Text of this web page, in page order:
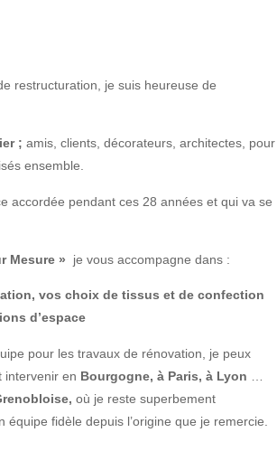
restructuration, je suis heureuse de
; amis, clients, décorateurs, architectes, pour
ensemble.
accordée pendant ces 28 années et qui va se
Mesure » je vous accompagne dans :
vos choix de tissus et de confection
d’espace
pour les travaux de rénovation, je peux
intervenir en Bourgogne, à Paris, à Lyon
où je reste superbement
équipe fidèle depuis l’origine que je remercie.